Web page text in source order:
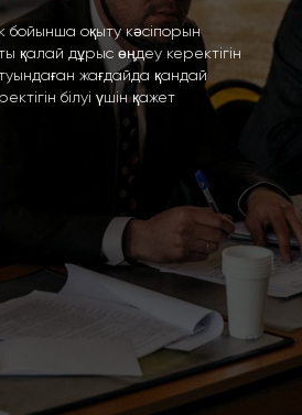
бойынша оқыту кәсіпорын
қалай дұрыс өңдеу керектігін
жағдайда қандай
білуі үшін қажет